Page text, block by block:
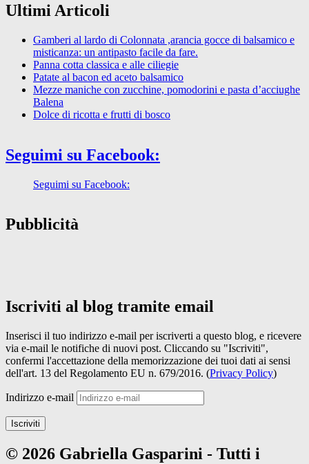
Ultimi Articoli
Gamberi al lardo di Colonnata ,arancia gocce di balsamico e
misticanza: un antipasto facile da fare.
Panna cotta classica e alle ciliegie
Patate al bacon ed aceto balsamico
Mezze maniche con zucchine, pomodorini e pasta d’acciughe
Balena
Dolce di ricotta e frutti di bosco
Seguimi su Facebook:
Seguimi su Facebook:
Pubblicità
Iscriviti al blog tramite email
Inserisci il tuo indirizzo e-mail per iscriverti a questo blog, e ricevere
via e-mail le notifiche di nuovi post. Cliccando su "Iscriviti",
confermi l'accettazione della memorizzazione dei tuoi dati ai sensi
dell'art. 13 del Regolamento EU n. 679/2016. (Privacy Policy)
Indirizzo e-mail
Iscriviti
© 2026 Gabriella Gasparini - Tutti i